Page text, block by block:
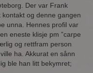
Der var Frank
og denne gangen
unna. Hennes profil var
eneste klisje pm ”carpe
og rettfram person
ha. Akkurat en sånn
ble han litt bekymret;